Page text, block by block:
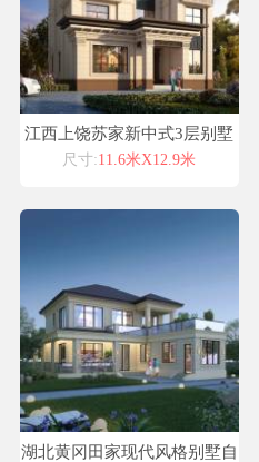
江西上饶苏家新中式3层别墅
设计喜天下别墅设计图纸
尺寸:11.6米X12.9米
湖北黄冈田家现代风格别墅自